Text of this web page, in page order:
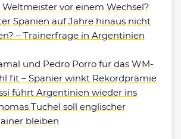
Weltmeister vor einem Wechsel?
Spanien auf Jahre hinaus nicht
– Trainerfrage in Argentinien
und Pedro Porro für das WM-
fit – Spanier winkt Rekordprämie
führt Argentinien wieder ins
Tuchel soll englischer
bleiben